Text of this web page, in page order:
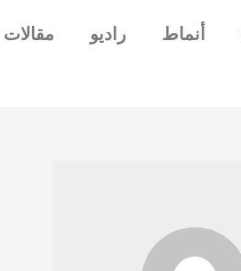
أنماط راديو مقالات